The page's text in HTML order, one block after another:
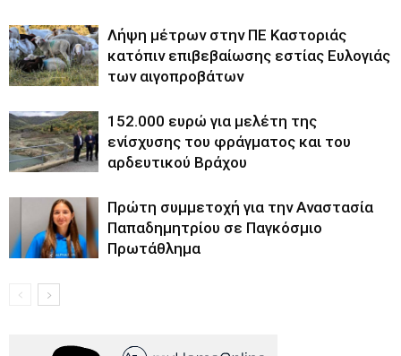
Λήψη μέτρων στην ΠΕ Καστοριάς
κατόπιν επιβεβαίωσης εστίας Ευλογιάς
των αιγοπροβάτων
152.000 ευρώ για μελέτη της
ενίσχυσης του φράγματος και του
αρδευτικού Βράχου
Πρώτη συμμετοχή για την Αναστασία
Παπαδημητρίου σε Παγκόσμιο
Πρωτάθλημα